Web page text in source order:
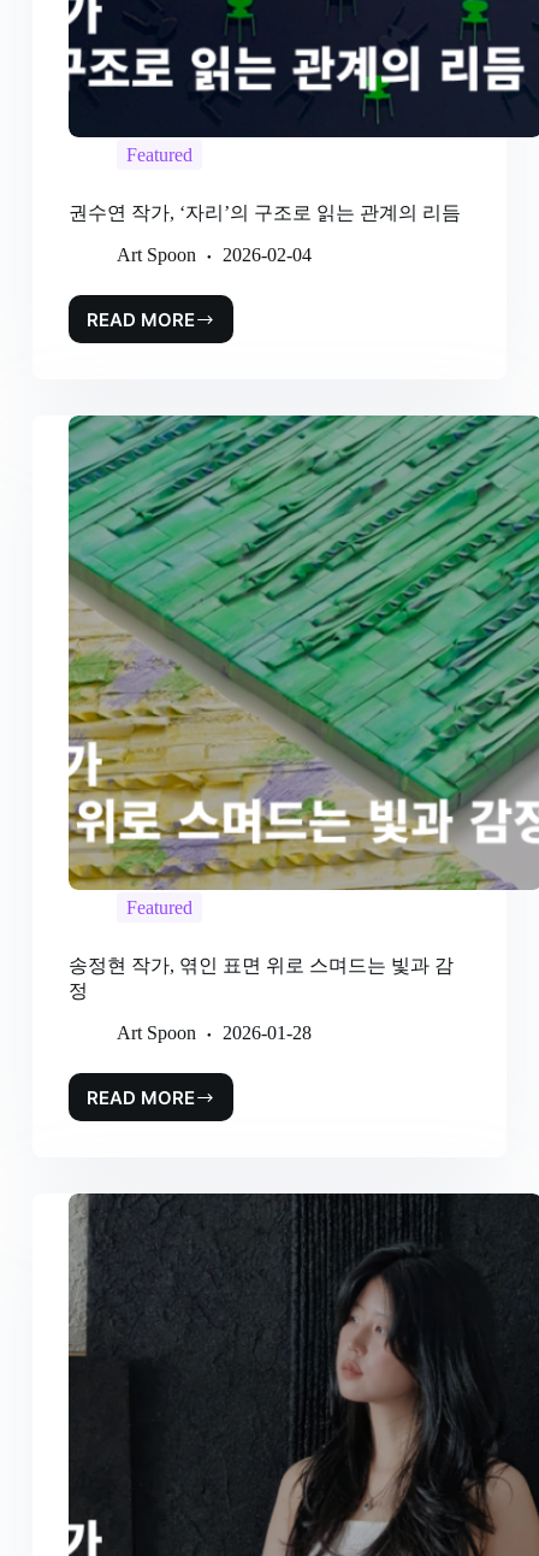
Featured
권수연 작가, ‘자리’의 구조로 읽는 관계의 리듬
Art Spoon 2026-02-04
READ MORE
Featured
송정현 작가, 엮인 표면 위로 스며드는 빛과 감
정
Art Spoon 2026-01-28
READ MORE